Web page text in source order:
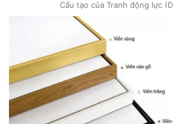
Cấu tạo của Tranh động lực